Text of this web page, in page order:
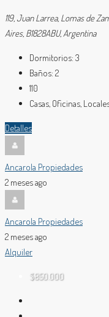
119, Juan Larrea, Lomas de
Aires, B1828ABU, Argentina
Dormitorios: 3
Baños: 2
110
Casas, Oficinas,
Detalles
Ancarola Propiedades
2 meses ago
Ancarola Propiedades
2 meses ago
Alquiler
$850.000